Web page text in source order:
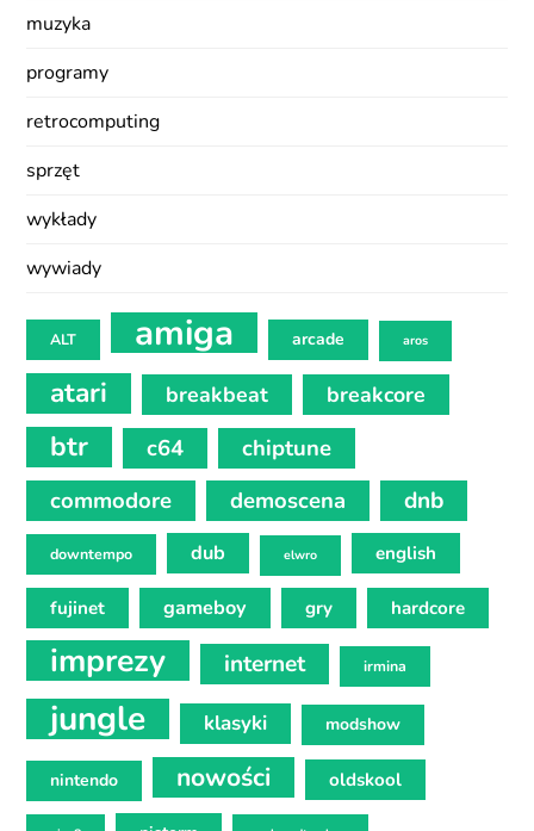
muzyka
programy
retrocomputing
sprzęt
wykłady
wywiady
ALT amiga arcade aros
atari breakbeat breakcore
btr c64
chiptune
commodore
demoscena dnb
downtempo dub elwro english
fujinet gameboy gry hardcore
imprezy internet irmina
jungle klasyki modshow
nintendo nowości oldskool